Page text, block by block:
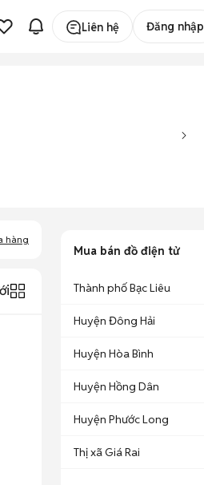
Liên hệ Đăng nhập
hàng
Mua bán đồ điện tử
Thành phố Bạc Liêu
Huyện Đông Hải
Huyện Hòa Bình
Huyện Hồng Dân
Huyện Phước Long
Thị xã Giá Rai